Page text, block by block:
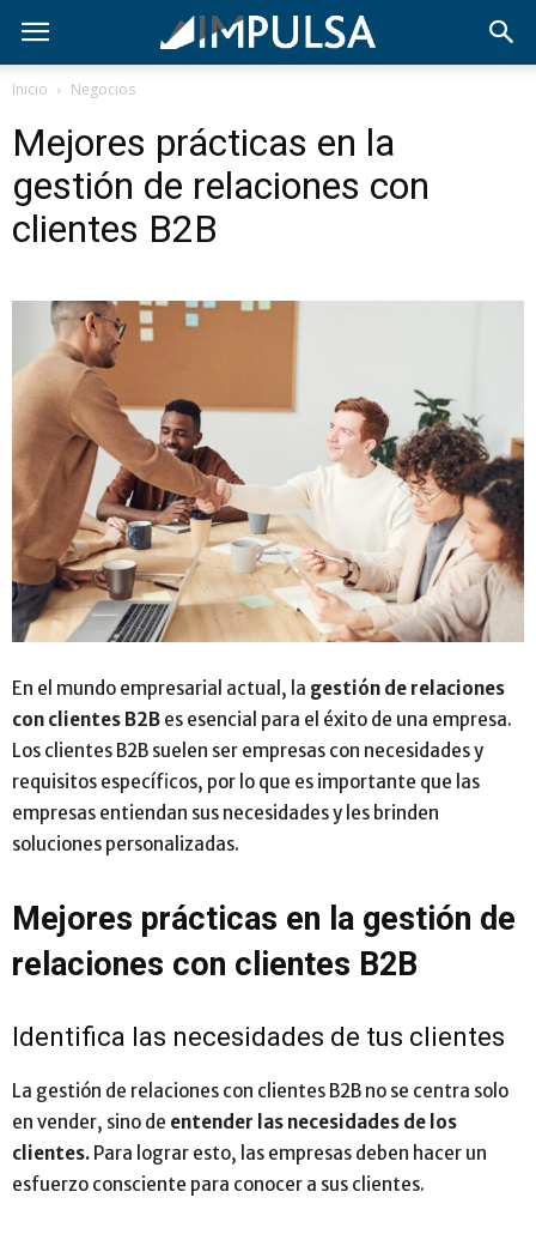
Inicio Negocios
Mejores prácticas en la
gestión de relaciones con
clientes B2B
En el mundo empresarial actual, la gestión de relaciones
con clientes B2B es esencial para el éxito de una empresa.
Los clientes B2B suelen ser empresas con necesidades y
requisitos específicos, por lo que es importante que las
empresas entiendan sus necesidades y les brinden
soluciones personalizadas.
Mejores prácticas en la gestión de
relaciones con clientes B2B
Identifica las necesidades de tus clientes
La gestión de relaciones con clientes B2B no se centra solo
en vender, sino de entender las necesidades de los
clientes. Para lograr esto, las empresas deben hacer un
esfuerzo consciente para conocer a sus clientes.